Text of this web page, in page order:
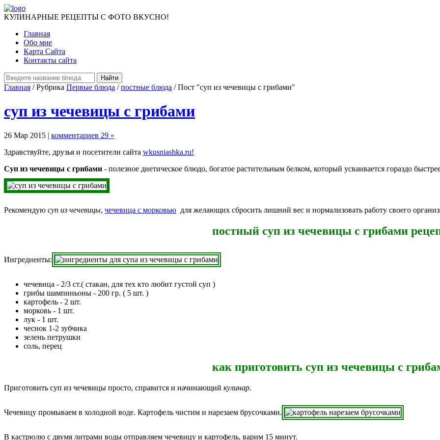
КУЛИНАРНЫЕ РЕЦЕПТЫ С ФОТО ВКУСНО!
Главная
Обо мне
Карта Сайта
Контакты сайта
Главная / Рубрика Первые блюда /постные блюда / Пост "суп из чечевицы с грибами"
суп из чечевицы с грибами
26 Мар 2015 | комментариев 29 »
Здравствуйте, друзья и посетители сайта wkusniashka.ru!
Суп из чечевицы с грибами - полезное диетическое блюдо, богатое растительным белком, который усваивается гораздо
Рекомендую суп из чечевицы, чечевица с морковью для желающих сбросить лишний вес и нормализовать работу своего
постный суп из чечевицы с грибами
Ингредиенты:
чечевица - 2/3 ст.( стакан, для тех кто любит густой суп )
грибы шампиньоны - 200 гр. ( 5 шт. )
картофель - 2 шт.
морковь - 1 шт.
лук - 1 шт.
чеснок 1-2 зубчика
зелень петрушки
соль, перец
как приготовить суп из чечевицы с
Приготовить суп из чечевицы просто, справится и начинающий кулинар.
Чечевицу промываем в холодной воде. Картофель чистим и нарезаем брусочками.
В кастрюлю с двумя литрами воды отправляем чечевицу и картофель, варим 15 минут.